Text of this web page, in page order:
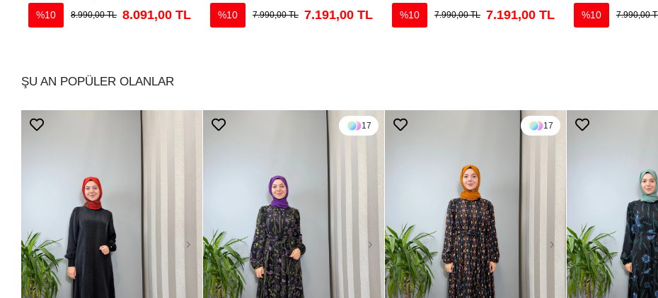
%10 8.990,00 TL 8.091,00 TL %10 7.990,00 TL 7.191,00 TL %10 7.990,00 TL 7.191,00 TL %10 7.990,00
ŞU AN POPÜLER OLANLAR
17 17